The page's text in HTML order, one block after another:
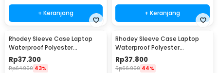
+ Keranjang + Keranjang
Rhodey Sleeve Case Laptop
Waterproof Polyester
Neoprene Bag 11/12 Inch - L123F
Rp37.300
Rp64.900 43%
Rhodey Sleeve Case Laptop
Waterproof Polyester
Neoprene Bag 13 Inch - L123F
Rp37.800
Rp66.900 44%